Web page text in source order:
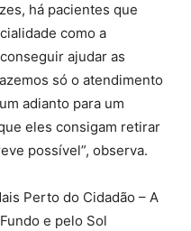
há pacientes que
como a
ajudar as
só o atendimento
adianto para um
eles consigam retirar
possível”, observa.
Perto do Cidadão – A
e pelo Sol